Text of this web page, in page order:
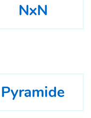
NxN
Pyramide